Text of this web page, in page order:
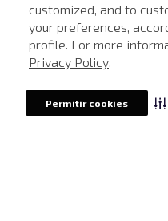
customized, and to
your preferences,
profile. For more
Privacy Policy.
Permitir cookies